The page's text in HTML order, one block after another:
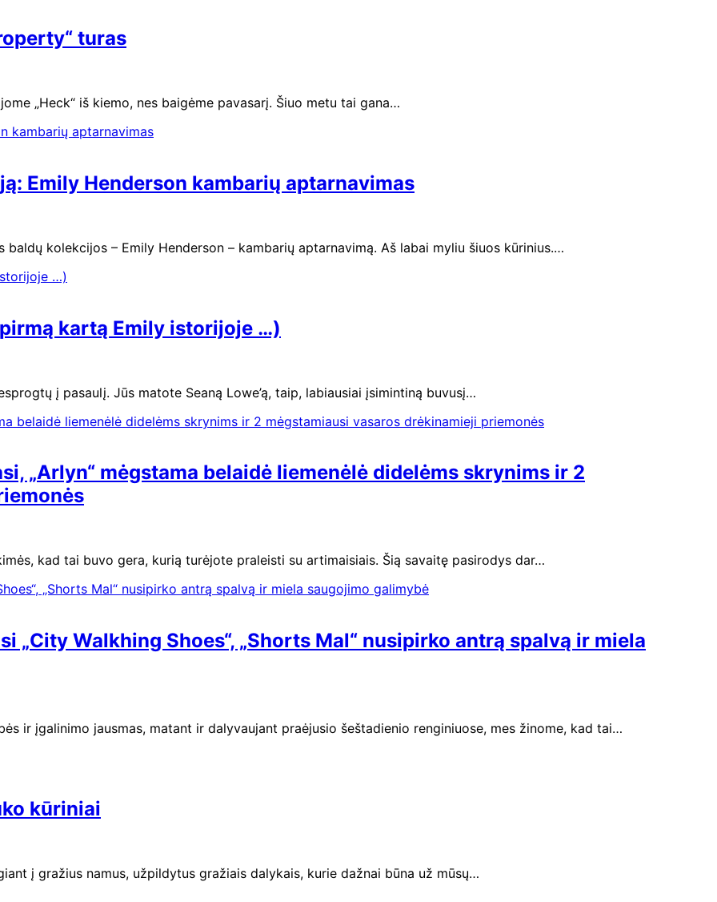
turas
„Heck“ iš kiemo, nes baigėme pavasarį. Šiuo metu tai gana…
Emily Henderson kambarių aptarnavimas
kolekcijos – Emily Henderson – kambarių aptarnavimą. Aš labai myliu šiuos kūrinius.…
kartą Emily istorijoje …)
į pasaulį. Jūs matote Seaną Lowe’ą, taip, labiausiai įsimintiną buvusį…
„Arlyn“ mėgstama belaidė liemenėlė didelėms skrynims ir 2
kad tai buvo gera, kurią turėjote praleisti su artimaisiais. Šią savaitę pasirodys dar…
„City Walkhing Shoes“, „Shorts Mal“ nusipirko antrą spalvą ir miela
ir įgalinimo jausmas, matant ir dalyvaujant praėjusio šeštadienio renginiuose, mes žinome, kad tai…
kūriniai
į gražius namus, užpildytus gražiais dalykais, kurie dažnai būna už mūsų…